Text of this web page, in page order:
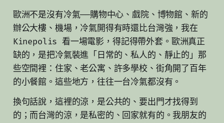
歐洲不是沒有冷氣——購物中心、戲院、博物館、新的
辦公大樓、機場，冷氣開得有時還比台灣強，我在
Kinepolis 看一場電影，得記得帶外套。歐洲真正
缺的，是把冷氣裝進「日常的、私人的、靜止的」那
些空間裡：住家、老公寓、許多學校、街角開了百年
的小餐館。這些地方，往往一台冷氣都沒有。
換句話說，這裡的涼，是公共的、要出門才找得到
的；而台灣的涼，是私密的、回家就有的。我朋友的